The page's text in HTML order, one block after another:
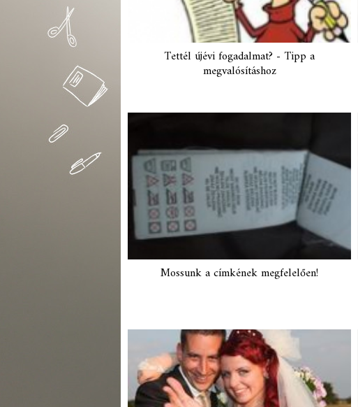
Tettél újévi fogadalmat? - Tipp a
megvalósításhoz
Mossunk a címkének megfelelően!